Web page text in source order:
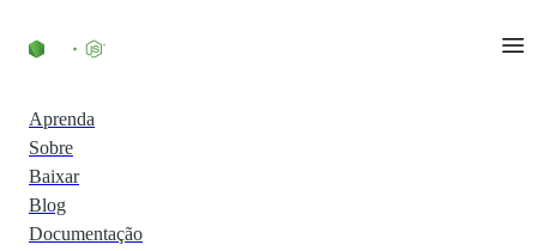
Aprenda
Sobre
Baixar
Blog
Documentação